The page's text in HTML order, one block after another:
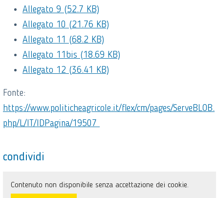
Allegato 9 (52.7 KB)
Allegato 10 (21.76 KB)
Allegato 11 (68.2 KB)
Allegato 11bis (18.69 KB)
Allegato 12 (36.41 KB)
Fonte:
https://www.politicheagricole.it/flex/cm/pages/ServeBLOB.
php/L/IT/IDPagina/19507
condividi
Contenuto non disponibile senza accettazione dei cookie.